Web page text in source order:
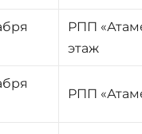
РПП
этаж
РПП